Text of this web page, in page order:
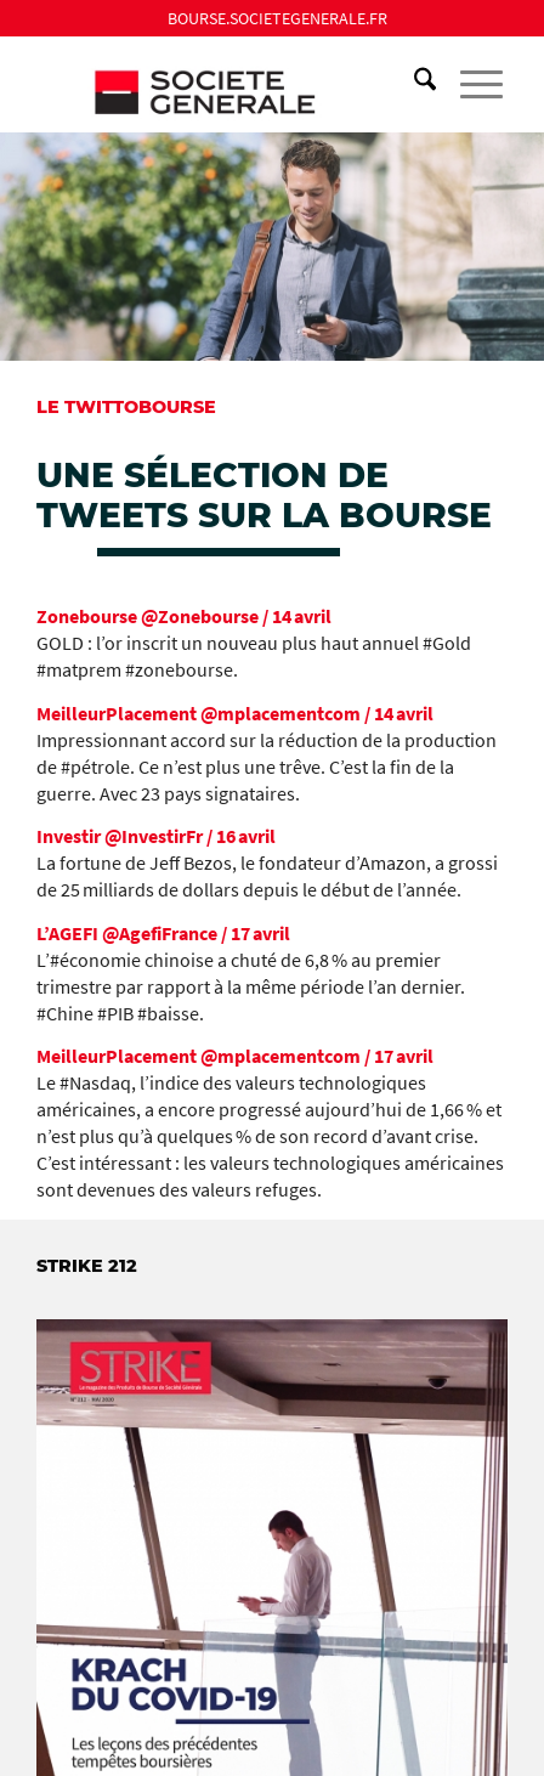
BOURSE.SOCIETEGENERALE.FR
LE TWITTOBOURSE
UNE SÉLECTION DE
TWEETS SUR LA BOURSE
Zonebourse@Zonebourse / 14 avril
GOLD : l’or inscrit un nouveau plus haut annuel #Gold
#matprem #zonebourse.
MeilleurPlacement@mplacementcom / 14 avril
Impressionnant accord sur la réduction de la production
de #pétrole. Ce n’est plus une trêve. C’est la fin de la
guerre. Avec 23 pays signataires.
Investir@InvestirFr / 16 avril
La fortune de Jeff Bezos, le fondateur d’Amazon, a grossi
de 25 milliards de dollars depuis le début de l’année.
L’AGEFI @AgefiFrance / 17 avril
L’#économie chinoise a chuté de 6,8 % au premier
trimestre par rapport à la même période l’an dernier.
#Chine #PIB #baisse.
MeilleurPlacement@mplacementcom / 17 avril
Le #Nasdaq, l’indice des valeurs technologiques
américaines, a encore progressé aujourd’hui de 1,66 % et
n’est plus qu’à quelques % de son record d’avant crise.
C’est intéressant : les valeurs technologiques américaines
sont devenues des valeurs refuges.
STRIKE 212